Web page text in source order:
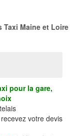
Taxi Maine et Loire
pour la gare,
votre devis